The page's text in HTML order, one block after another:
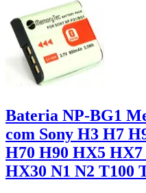
Bateria NP-BG1
com Sony H3 H7
H70 H90 HX5
HX30 N1 N2 T100